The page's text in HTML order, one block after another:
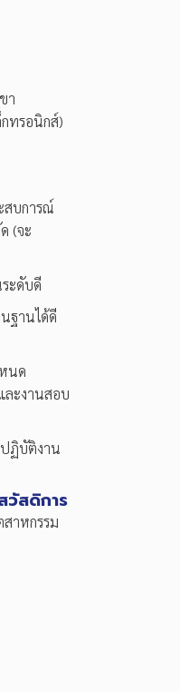
า
ทรอนิกส์)
สบการณ์
(จะ
ะดับดี
ฐานได้ดี
นด
ละงานสอบ
ปฏิบัติงาน
วัสดิการ
าหกรรม